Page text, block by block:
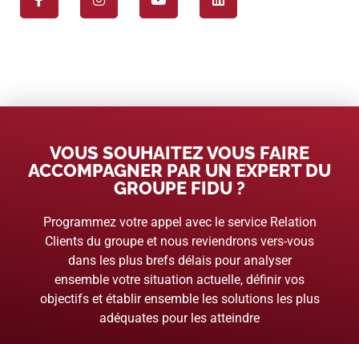
VOUS SOUHAITEZ VOUS FAIRE
ACCOMPAGNER PAR UN EXPERT DU
GROUPE FIDU ?
Programmez votre appel avec le service Relation
Clients du groupe et nous reviendrons vers-vous
dans les plus brefs délais pour analyser
ensemble votre situation actuelle, définir vos
objectifs et établir ensemble les solutions les plus
adéquates pour les atteindre